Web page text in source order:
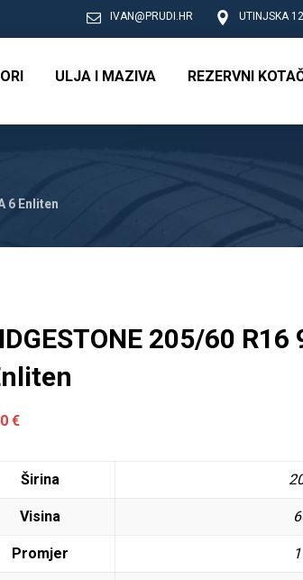
UTINJSKA
IVAN@PRUDI.HR
ULJA I MAZIVA REZERVNI
6 Enliten
205/60 R16
€
Širina
Visina
Promjer